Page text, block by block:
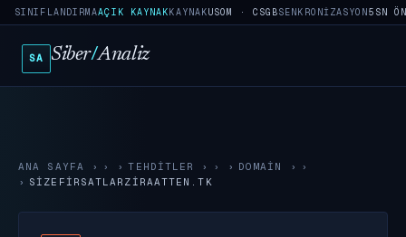
SINIFLANDIRMAAÇIK KAYNAKKAYNAKUSOM · CSGBSENKRONIZASYON5SN
SA Siber/Analiz
ANA SAYFA › TEHDITLER › DOMAIN
›
SIZEFIRSATLARZIRAATTEN.TK